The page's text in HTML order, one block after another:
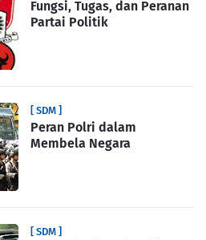
Fungsi, Tugas, dan Peranan
Partai Politik
[ SDM ]
Peran Polri dalam
Membela Negara
[ SDM ]